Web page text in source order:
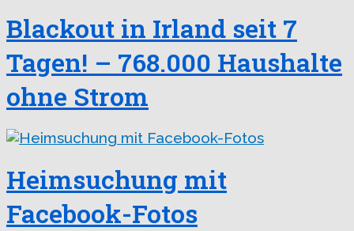
Blackout in Irland seit 7
Tagen! – 768.000 Haushalte
ohne Strom
Heimsuchung mit
Facebook-Fotos